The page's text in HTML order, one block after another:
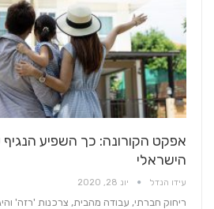
אפקט הקורונה: כך השפיע הנגיף
הישראלי
עידו הנדל יונ 28, 2020
ריחוק חברתי, עבודה מהבית, צרכנות 'רזה'